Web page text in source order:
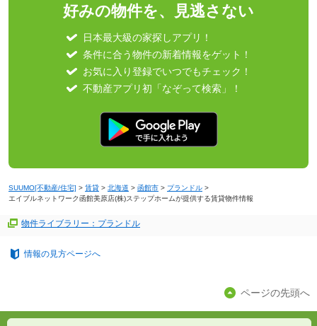
好みの物件を、見逃さない
日本最大級の家探しアプリ！
条件に合う物件の新着情報をゲット！
お気に入り登録でいつでもチェック！
不動産アプリ初「なぞって検索」！
SUUMO[不動産/住宅] > 賃貸 > 北海道 > 函館市 > プランドル >
エイブルネットワーク函館美原店(株)ステップホームが提供する賃貸物件情報
物件ライブラリー：プランドル
情報の見方ページへ
ページの先頭へ